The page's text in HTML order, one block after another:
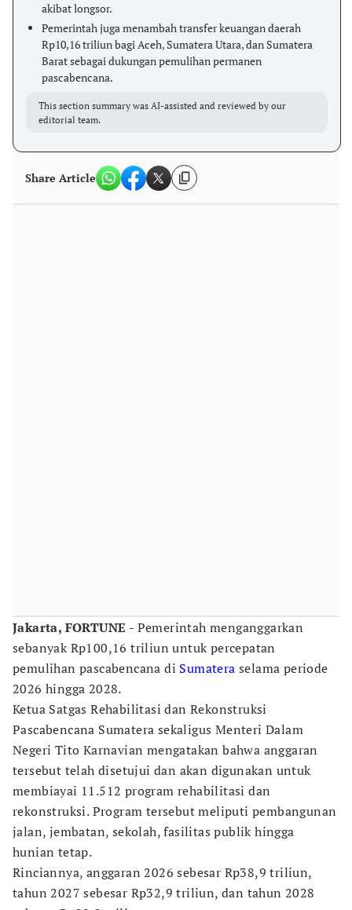
akibat longsor.
Pemerintah juga menambah transfer keuangan daerah
Rp10,16 triliun bagi Aceh, Sumatera Utara, dan Sumatera
Barat sebagai dukungan pemulihan permanen
pascabencana.
This section summary was AI-assisted and reviewed by our
editorial team.
Share Article
Jakarta, FORTUNE - Pemerintah menganggarkan
sebanyak Rp100,16 triliun untuk percepatan
pemulihan pascabencana di Sumatera selama periode
2026 hingga 2028.
Ketua Satgas Rehabilitasi dan Rekonstruksi
Pascabencana Sumatera sekaligus Menteri Dalam
Negeri Tito Karnavian mengatakan bahwa anggaran
tersebut telah disetujui dan akan digunakan untuk
membiayai 11.512 program rehabilitasi dan
rekonstruksi. Program tersebut meliputi pembangunan
jalan, jembatan, sekolah, fasilitas publik hingga
hunian tetap.
Rinciannya, anggaran 2026 sebesar Rp38,9 triliun,
tahun 2027 sebesar Rp32,9 triliun, dan tahun 2028